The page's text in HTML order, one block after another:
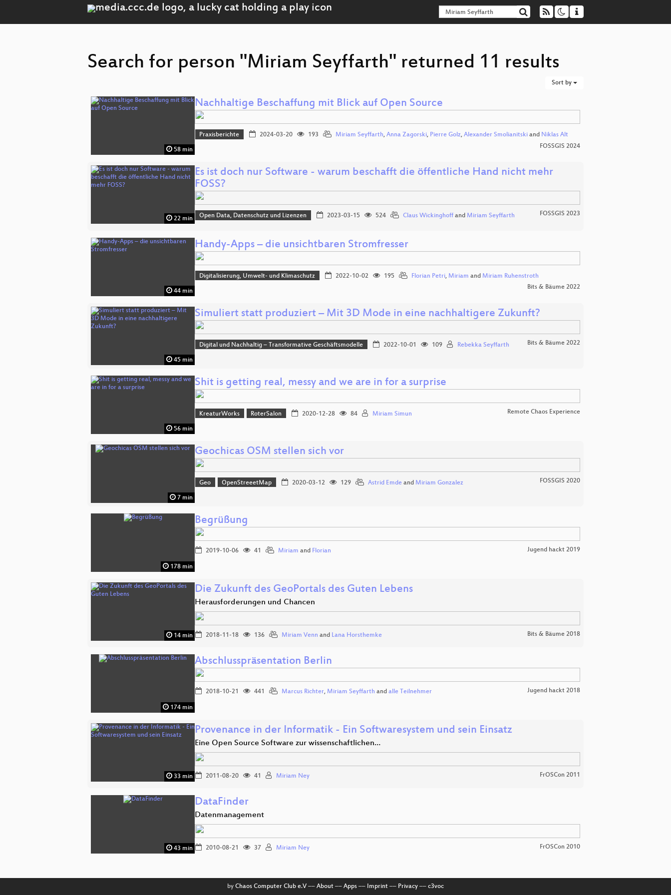
Search for person "Miriam Seyffarth" returned 11 results
Sort by
58 min
Nachhaltige Beschaffung mit Blick auf Open Source
Praxisberichte 2024-03-20 193 Miriam Seyffarth, Anna Zagorski, Pierre Golz, Alexander Smolianitskiand Niklas Alt
FOSSGIS 2024
22 min
Es ist doch nur Software - warum beschafft die öffentliche Hand nicht mehr
FOSS?
Open Data, Datenschutz und Lizenzen 2023-03-15 524 Claus Wickinghoffand Miriam Seyffarth FOSSGIS 2023
44 min
Handy-Apps – die unsichtbaren Stromfresser
Digitalisierung, Umwelt- und Klimaschutz 2022-10-02 195 Florian Petri, Miriam and Miriam Ruhenstroth
Bits & Bäume 2022
45 min
Simuliert statt produziert – Mit 3D Mode in eine nachhaltigere Zukunft?
Digital und Nachhaltig – Transformative Geschäftsmodelle 2022-10-01 109 Rebekka Seyffarth Bits & Bäume 2022
56 min
Shit is getting real, messy and we are in for a surprise
KreaturWorks RoterSalon 2020-12-28 84 Miriam Simun Remote Chaos Experience
7 min
Geochicas OSM stellen sich vor
Geo OpenStreeetMap 2020-03-12 129 Astrid Emdeand Miriam Gonzalez FOSSGIS 2020
178 min
Begrüßung
2019-10-06 41 Miriam and Florian Jugend hackt 2019
14 min
Die Zukunft des GeoPortals des Guten Lebens
Herausforderungen und Chancen
2018-11-18 136 Miriam Venn and Lana Horsthemke Bits & Bäume 2018
174 min
Abschlusspräsentation Berlin
2018-10-21 441 Marcus Richter, Miriam Seyffarth and alle Teilnehmer Jugend hackt 2018
33 min
Provenance in der Informatik - Ein Softwaresystem und sein Einsatz
Eine Open Source Software zur wissenschaftlichen…
2011-08-20 41 Miriam Ney FrOSCon 2011
43 min
DataFinder
Datenmanagement
2010-08-21 37 Miriam Ney FrOSCon 2010
by Chaos Computer Club e.V –– About –– Apps –– Imprint –– Privacy –– c3voc